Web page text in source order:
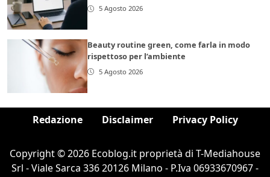
5 Agosto 2026
Beauty routine green, come farla in modo
rispettoso per l’ambiente
5 Agosto 2026
Redazione Disclaimer Privacy Policy
Copyright © 2026 Ecoblog.it proprietà di T-Mediahouse
Srl - Viale Sarca 336 20126 Milano - P.Iva 06933670967 -